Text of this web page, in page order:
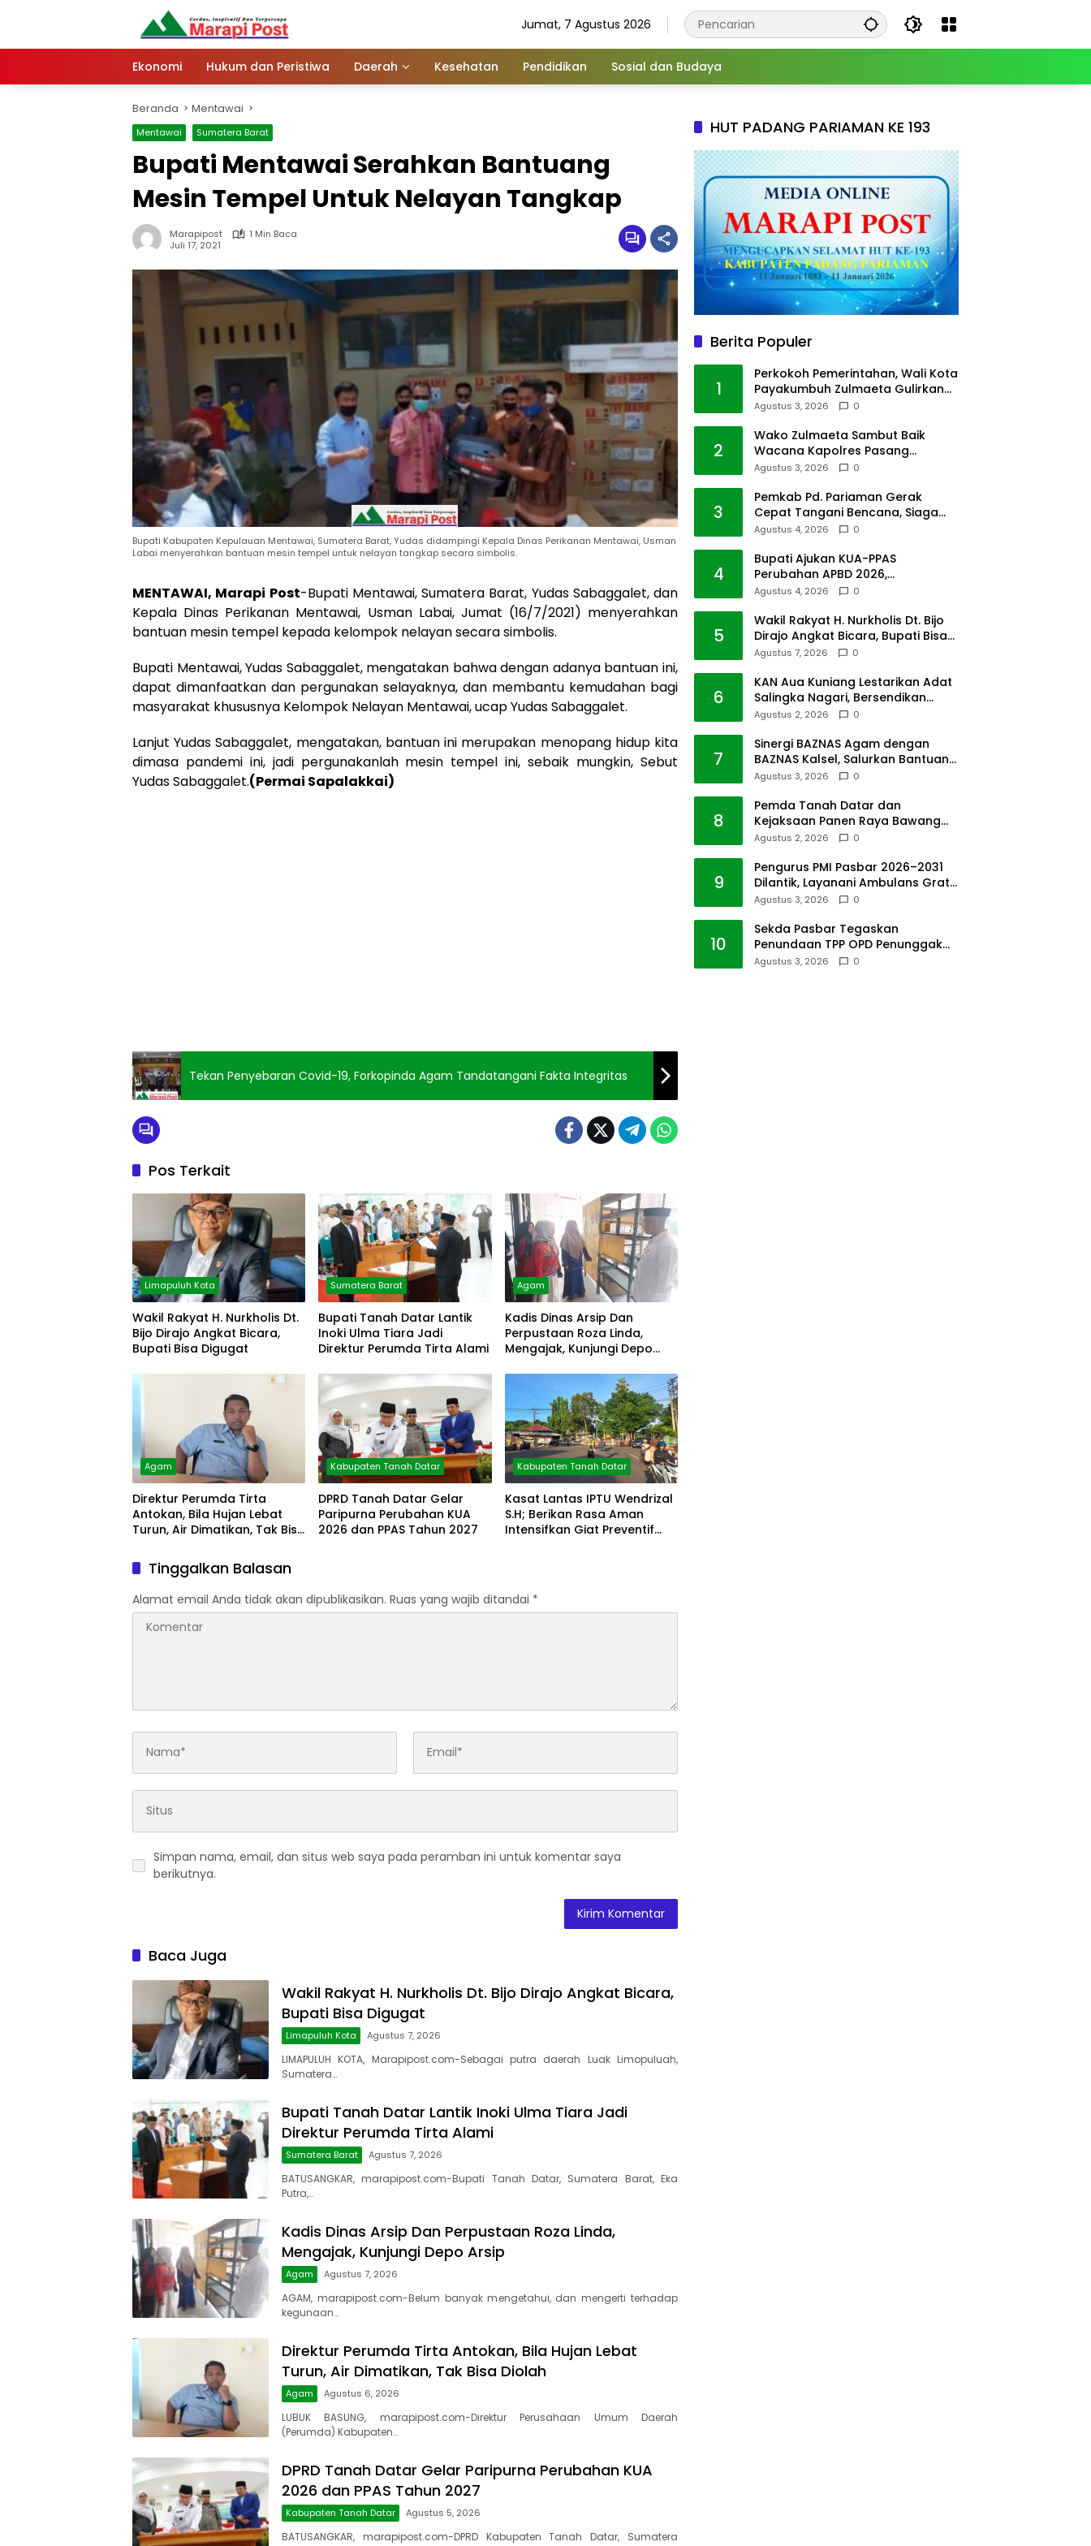
Jumat, 7 Agustus 2026
Ekonomi Hukum dan Peristiwa Daerah Kesehatan Pendidikan Sosial dan Budaya
Beranda Mentawai
Mentawai Sumatera Barat
Bupati Mentawai Serahkan Bantuang
Mesin Tempel Untuk Nelayan Tangkap
Marapipost
1 Min Baca
Juli 17, 2021
Bupati Kabupaten Kepulauan Mentawai, Sumatera Barat, Yudas didampingi Kepala Dinas Perikanan Mentawai, Usman
Labai menyerahkan bantuan mesin tempel untuk nelayan tangkap secara simbolis.
MENTAWAI, Marapi Post-Bupati Mentawai, Sumatera Barat, Yudas Sabaggalet, dan
Kepala Dinas Perikanan Mentawai, Usman Labai, Jumat (16/7/2021) menyerahkan
bantuan mesin tempel kepada kelompok nelayan secara simbolis.
Bupati Mentawai, Yudas Sabaggalet, mengatakan bahwa dengan adanya bantuan ini,
dapat dimanfaatkan dan pergunakan selayaknya, dan membantu kemudahan bagi
masyarakat khususnya Kelompok Nelayan Mentawai, ucap Yudas Sabaggalet.
Lanjut Yudas Sabaggalet, mengatakan, bantuan ini merupakan menopang hidup kita
dimasa pandemi ini, jadi pergunakanlah mesin tempel ini, sebaik mungkin, Sebut
Yudas Sabaggalet.(Permai Sapalakkai)
Tekan Penyebaran Covid-19, Forkopinda Agam Tandatangani Fakta Integritas
Pos Terkait
Limapuluh Kota
Wakil Rakyat H. Nurkholis Dt.
Bijo Dirajo Angkat Bicara,
Bupati Bisa Digugat
Sumatera Barat
Bupati Tanah Datar Lantik
Inoki Ulma Tiara Jadi
Direktur Perumda Tirta Alami
Agam
Kadis Dinas Arsip Dan
Perpustaan Roza Linda,
Mengajak, Kunjungi Depo
Agam
Direktur Perumda Tirta
Antokan, Bila Hujan Lebat
Turun, Air Dimatikan, Tak Bisa
Kabupaten Tanah Datar
DPRD Tanah Datar Gelar
Paripurna Perubahan KUA
2026 dan PPAS Tahun 2027
Kabupaten Tanah Datar
Kasat Lantas IPTU Wendrizal
S.H; Berikan Rasa Aman
Intensifkan Giat Preventif
Tinggalkan Balasan
Alamat email Anda tidak akan dipublikasikan. Ruas yang wajib ditandai *
Simpan nama, email, dan situs web saya pada peramban ini untuk komentar saya
berikutnya.
Baca Juga
Wakil Rakyat H. Nurkholis Dt. Bijo Dirajo Angkat Bicara,
Bupati Bisa Digugat
Limapuluh Kota Agustus 7, 2026
LIMAPULUH KOTA, Marapipost.com-Sebagai putra daerah Luak Limopuluah,
Sumatera…
Bupati Tanah Datar Lantik Inoki Ulma Tiara Jadi
Direktur Perumda Tirta Alami
Sumatera Barat Agustus 7, 2026
BATUSANGKAR, marapipost.com-Bupati Tanah Datar, Sumatera Barat, Eka
Putra,…
Kadis Dinas Arsip Dan Perpustaan Roza Linda,
Mengajak, Kunjungi Depo Arsip
Agam Agustus 7, 2026
AGAM, marapipost.com-Belum banyak mengetahui, dan mengerti terhadap
kegunaan…
Direktur Perumda Tirta Antokan, Bila Hujan Lebat
Turun, Air Dimatikan, Tak Bisa Diolah
Agam Agustus 6, 2026
LUBUK BASUNG, marapipost.com-Direktur Perusahaan Umum Daerah
(Perumda) Kabupaten…
DPRD Tanah Datar Gelar Paripurna Perubahan KUA
2026 dan PPAS Tahun 2027
Kabupaten Tanah Datar Agustus 5, 2026
BATUSANGKAR, marapipost.com-DPRD Kabupaten Tanah Datar, Sumatera
HUT PADANG PARIAMAN KE 193
Berita Populer
1
Perkokoh Pemerintahan, Wali Kota
Payakumbuh Zulmaeta Gulirkan
Jabatan
Agustus 3, 2026 0
2
Wako Zulmaeta Sambut Baik
Wacana Kapolres Pasang
Kamera Pantau Lalin
Agustus 3, 2026 0
3
Pemkab Pd. Pariaman Gerak
Cepat Tangani Bencana, Siaga
Cuaca Ekstrem
Agustus 4, 2026 0
4
Bupati Ajukan KUA-PPAS
Perubahan APBD 2026,
Pendapatan Pasbar Naik 15
Agustus 4, 2026 0
5
Wakil Rakyat H. Nurkholis Dt. Bijo
Dirajo Angkat Bicara, Bupati Bisa
Digugat
Agustus 7, 2026 0
6
KAN Aua Kuniang Lestarikan Adat
Salingka Nagari, Bersendikan
Kitabullah
Agustus 2, 2026 0
7
Sinergi BAZNAS Agam dengan
BAZNAS Kalsel, Salurkan Bantuan
Bencana Alam
Agustus 3, 2026 0
8
Pemda Tanah Datar dan
Kejaksaan Panen Raya Bawang
Merah di Sawah Tangah
Agustus 2, 2026 0
9
Pengurus PMI Pasbar 2026–2031
Dilantik, Layanani Ambulans Gratis
ke Padang
Agustus 3, 2026 0
10
Sekda Pasbar Tegaskan
Penundaan TPP OPD Penunggak
Pajak Kendaraan Dinas
Agustus 3, 2026 0